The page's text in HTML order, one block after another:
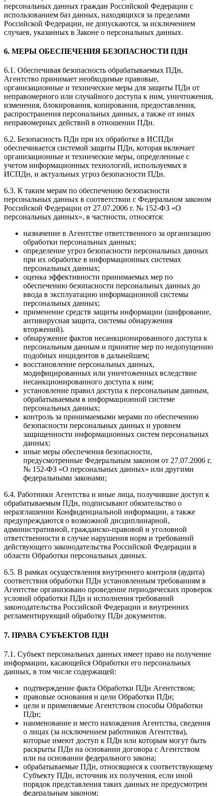
персональных данных граждан Российской Федерации с
использованием баз данных, находящихся за пределами
Российской Федерации, не допускаются, за исключением
случаев, указанных в Законе о персональных данных.
6. МЕРЫ ОБЕСПЕЧЕНИЯ БЕЗОПАСНОСТИ ПДН
6.1. Обеспечивая безопасность обрабатываемых ПДн,
Агентство принимает необходимые правовые,
организационные и технические меры для защиты ПДн от
неправомерного или случайного доступа к ним, уничтожения,
изменения, блокирования, копирования, предоставления,
распространения персональных данных, а также от иных
неправомерных действий в отношении ПДн.
6.2. Безопасность ПДн при их обработке в ИСПДн
обеспечивается системой защиты ПДн, которая включает
организационные и технические меры, определенные с
учетом информационных технологий, используемых в
ИСПДн, и актуальных угроз безопасности ПДн.
6.3. К таким мерам по обеспечению безопасности
персональных данных в соответствии с Федеральном законом
Российской Федерации от 27.07.2006 г. № 152-ФЗ «О
персональных данных», в частности, относятся:
назначение в Агентстве ответственного за организацию
обработки персональных данных;
определение угроз безопасности персональных данных
при их обработке в информационных системах
персональных данных;
оценка эффективности принимаемых мер по
обеспечению безопасности персональных данных до
ввода в эксплуатацию информационной системы
персональных данных;
применение средств защиты информации (шифрование,
антивирусная защита, системы обнаружения
вторжений).
обнаружение фактов несанкционированного доступа к
персональным данным и принятие мер по недопущению
подобных инцидентов в дальнейшем;
восстановление персональных данных,
модифицированных или уничтоженных вследствие
несанкционированного доступа к ним;
установление правил доступа к персональным данным,
обрабатываемым в информационной системе
персональных данных;
контроль за принимаемыми мерами по обеспечению
безопасности персональных данных и уровнем
защищенности информационных систем персональных
данных;
иные меры обеспечения безопасности,
предусмотренные Федеральным законом от 27.07.2006 г.
№ 152-ФЗ «О персональных данных» или другими
федеральными законами;
6.4. Работники Агентства и иные лица, получившие доступ к
обрабатываемым ПДн, подписывают обязательство о
неразглашении Конфиденциальной информации, а также
предупреждаются о возможной дисциплинарной,
административной, гражданско-правовой и уголовной
ответственности в случае нарушения норм и требований
действующего законодательства Российской Федерации в
области Обработки персональных данных.
6.5. В рамках осуществления внутреннего контроля (аудита)
соответствия обработки ПДн установленным требованиям в
Агентстве организовано проведение периодических проверок
условий обработки ПДн и исполнения требований
законодательства Российской Федерации и внутренних
регламентирующий обработку ПДн документов.
7. ПРАВА СУБЪЕКТОВ ПДН
7.1. Субъект персональных данных имеет право на получение
информации, касающейся Обработки его персональных
данных, в том числе содержащей:
подтверждение факта Обработки ПДн Агентством;
правовые основания и цели Обработки ПДн;
цели и применяемые Агентством способы Обработки
ПДн;
наименование и место нахождения Агентства, сведения
о лицах (за исключением работников Агентства),
которые имеют доступ к ПДн или которым могут быть
раскрыты ПДн на основании договора с Агентством
или на основании федерального закона;
обрабатываемые ПДн, относящиеся к соответствующему
Субъекту ПДн, источник их получения, если иной
порядок представления таких данных не предусмотрен
федеральным законом;